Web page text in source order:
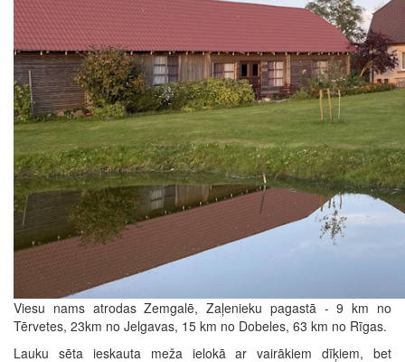
Viesu nams atrodas Zemgalē, Zaļenieku pagastā - 9 km no
Tērvetes, 23km no Jelgavas, 15 km no Dobeles, 63 km no Rīgas.
Lauku sēta ieskauta meža ielokā ar vairākiem dīķiem, bet